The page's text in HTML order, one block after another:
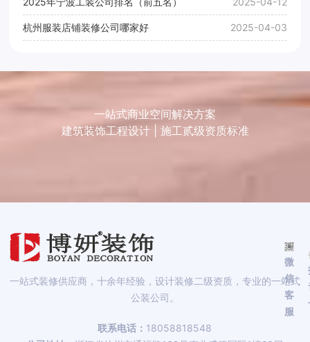
杭州服装店铺装修公司哪家好 2025-04-03
一站式商业空间解决方案
建筑装饰工程设计 | 施工贰级资质标准
一站式装修供应商，十余年经验，设计装修二级资质，专业的一站式
公装公司。
联系电话： 18058818548
微
信
客
服